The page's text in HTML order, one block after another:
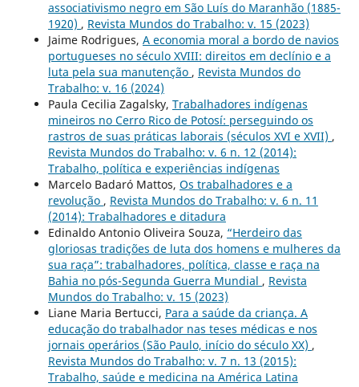
associativismo negro em São Luís do Maranhão (1885-
1920) , Revista Mundos do Trabalho: v. 15 (2023)
Jaime Rodrigues, A economia moral a bordo de navios
portugueses no século XVIII: direitos em declínio e a
luta pela sua manutenção , Revista Mundos do
Trabalho: v. 16 (2024)
Paula Cecilia Zagalsky, Trabalhadores indígenas
mineiros no Cerro Rico de Potosí: perseguindo os
rastros de suas práticas laborais (séculos XVI e XVII) ,
Revista Mundos do Trabalho: v. 6 n. 12 (2014):
Trabalho, política e experiências indígenas
Marcelo Badaró Mattos, Os trabalhadores e a
revolução , Revista Mundos do Trabalho: v. 6 n. 11
(2014): Trabalhadores e ditadura
Edinaldo Antonio Oliveira Souza, “Herdeiro das
gloriosas tradições de luta dos homens e mulheres da
sua raça”: trabalhadores, política, classe e raça na
Bahia no pós-Segunda Guerra Mundial , Revista
Mundos do Trabalho: v. 15 (2023)
Liane Maria Bertucci, Para a saúde da criança. A
educação do trabalhador nas teses médicas e nos
jornais operários (São Paulo, início do século XX) ,
Revista Mundos do Trabalho: v. 7 n. 13 (2015):
Trabalho, saúde e medicina na América Latina